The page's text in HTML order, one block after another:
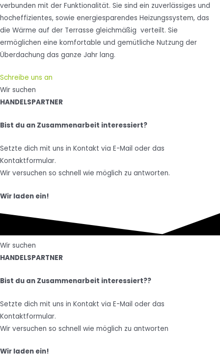
verbunden mit der Funktionalität. Sie sind ein zuverlässiges und
hocheffizientes, sowie energiesparendes Heizungssystem, das
die Wärme auf der Terrasse gleichmäßig verteilt. Sie
ermöglichen eine komfortable und gemütliche Nutzung der
Überdachung das ganze Jahr lang.
Schreibe uns an
Wir suchen
HANDELSPARTNER
Bist du an Zusammenarbeit interessiert?
Setzte dich mit uns in Kontakt via E-Mail oder das
Kontaktformular.
Wir versuchen so schnell wie möglich zu antworten.
Wir laden ein!
Wir suchen
HANDELSPARTNER
Bist du an Zusammenarbeit interessiert??
Setzte dich mit uns in Kontakt via E-Mail oder das
Kontaktformular.
Wir versuchen so schnell wie möglich zu antworten
Wir laden ein!